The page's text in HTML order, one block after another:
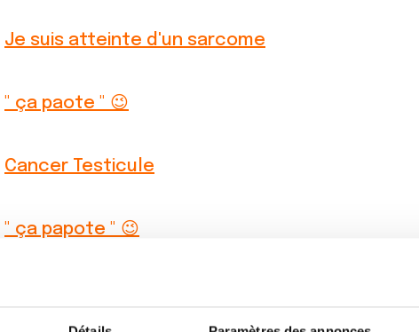
Je suis atteinte d'un sarcome
" ça paote " 😉
Cancer Testicule
" ça papote " 😉